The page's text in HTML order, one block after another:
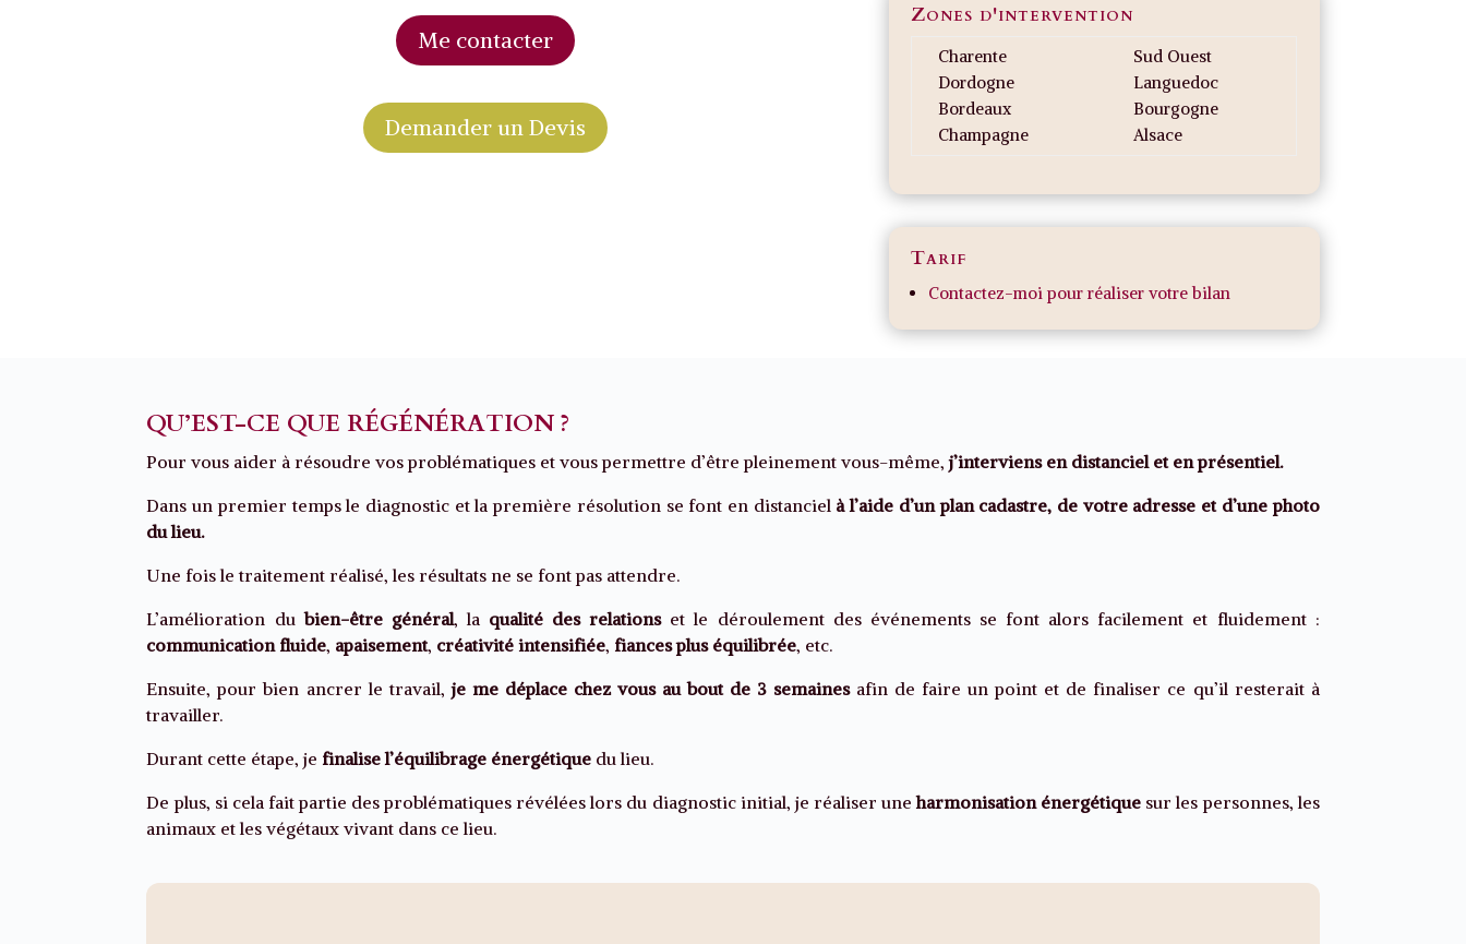
Me contacter
Demander un Devis
Zones d'intervention
Charente
Dordogne
Bordeaux
Champagne
Sud Ouest
Languedoc
Bourgogne
Alsace
Tarif
Contactez-moi pour réaliser votre bilan
QU’EST-CE QUE RÉGÉNÉRATION ?
Pour vous aider à résoudre vos problématiques et vous permettre d’être pleinement vous-même,j’interviens en distanciel et en présentiel.
Dans un premier temps le diagnostic et la première résolution se font en distanciel à l’aide d’un plan cadastre, de votre adresse et d’une photo
du lieu.
Une fois le traitement réalisé, les résultats ne se font pas attendre.
L’amélioration dubien-être général, la qualité des relationset le déroulement des événements se font alors facilement et fluidement :
communication fluide, apaisement, créativité intensifiée, fiances plus équilibrée, etc.
Ensuite, pour bien ancrer le travail,je me déplace chez vous au bout de 3 semainesafin de faire un point et de finaliser ce qu’il resterait à
travailler.
Durant cette étape, je finalise l’équilibrage énergétique du lieu.
De plus, si cela fait partie des problématiques révélées lors du diagnostic initial, je réaliser uneharmonisation énergétique sur les personnes, les
animaux et les végétaux vivant dans ce lieu.